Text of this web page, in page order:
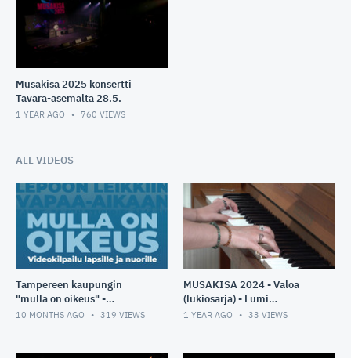
Musakisa 2025 konsertti
Tavara-asemalta 28.5.
1 YEAR AGO 760 VIEWS
ALL VIDEOS
Tampereen kaupungin
"mulla on oikeus" -
videokilpailu
10 MONTHS AGO 319 VIEWS
MUSAKISA 2024 - Valoa
(lukiosarja) - Lumi
Leppävuori
1 YEAR AGO 33 VIEWS